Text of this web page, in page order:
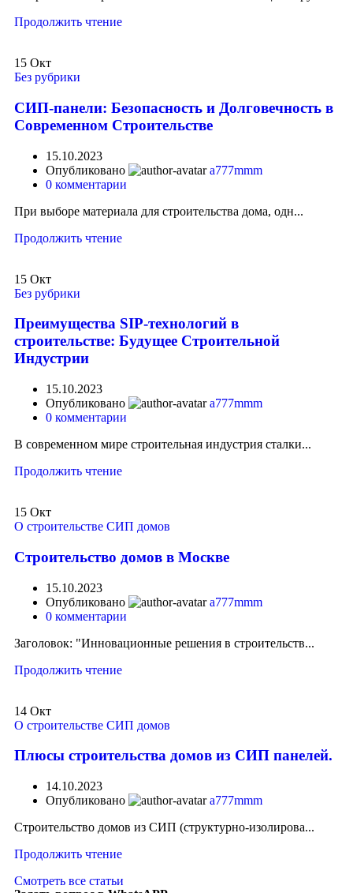
Продолжить чтение
15 Окт
Без рубрики
СИП-панели: Безопасность и Долговечность в
Современном Строительстве
15.10.2023
Опубликовано
a777mmm
0 комментарии
При выборе материала для строительства дома, одн...
Продолжить чтение
15 Окт
Без рубрики
Преимущества SIP-технологий в
строительстве: Будущее Строительной
Индустрии
15.10.2023
Опубликовано
a777mmm
0 комментарии
В современном мире строительная индустрия сталки...
Продолжить чтение
15 Окт
О строительстве СИП домов
Строительство домов в Москве
15.10.2023
Опубликовано
a777mmm
0 комментарии
Заголовок: "Инновационные решения в строительств...
Продолжить чтение
14 Окт
О строительстве СИП домов
Плюсы строительства домов из СИП панелей.
14.10.2023
Опубликовано
a777mmm
Строительство домов из СИП (структурно-изолирова...
Продолжить чтение
Смотреть все статьи